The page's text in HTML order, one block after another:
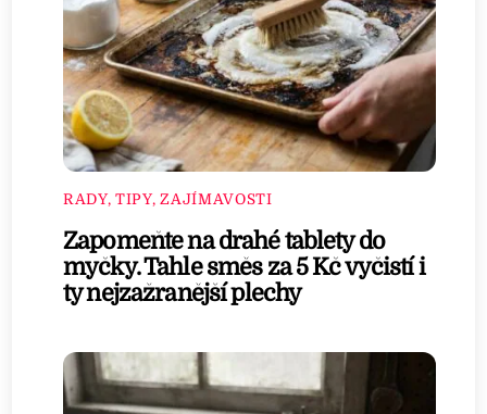
RADY, TIPY, ZAJÍMAVOSTI
Zapomeňte na drahé tablety do
myčky. Tahle směs za 5 Kč vyčistí i
ty nejzažranější plechy